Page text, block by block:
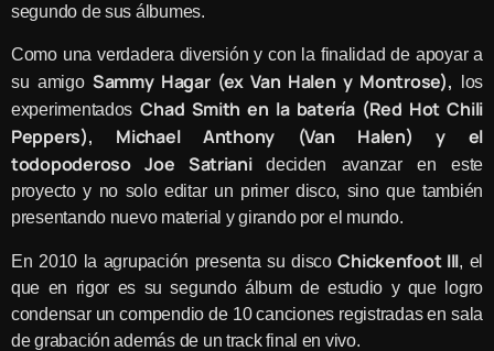
segundo de sus álbumes.
Como una verdadera diversión y con la finalidad de apoyar a
su amigo Sammy Hagar (ex Van Halen y Montrose), los
experimentadosChad Smith en la batería (Red Hot Chili
Peppers), Michael Anthony (Van Halen) y el
todopoderoso Joe Satrianideciden avanzar en este
proyecto y no solo editar un primer disco, sino que también
presentando nuevo material y girando por el mundo.
En 2010 la agrupación presenta su discoChickenfoot III, el
que en rigor es su segundo álbum de estudio y que logro
condensar un compendio de 10 canciones registradas en sala
de grabación además de un track final en vivo.